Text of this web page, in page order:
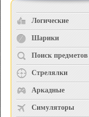
Логические
Шарики
Поиск предметов
Стрелялки
Аркадные
Симуляторы